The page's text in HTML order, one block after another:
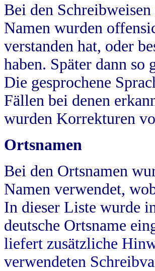
Bei den
Namen wurden
verstanden hat, oder
haben. Später dann
Die gesprochene
Fällen bei denen
wurden Korrekturen
Ortsnamen
Bei den Ortsnamen
Namen verwendet,
In dieser Liste wurde
deutsche Ortsname
liefert zusätzliche
verwendeten